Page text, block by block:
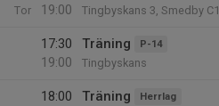
Tor
19:00
Tingbyskans 3, Smedby C1
17:30
19:00
Träning P-14
Tingbyskans
18:00
Träning Herrlag